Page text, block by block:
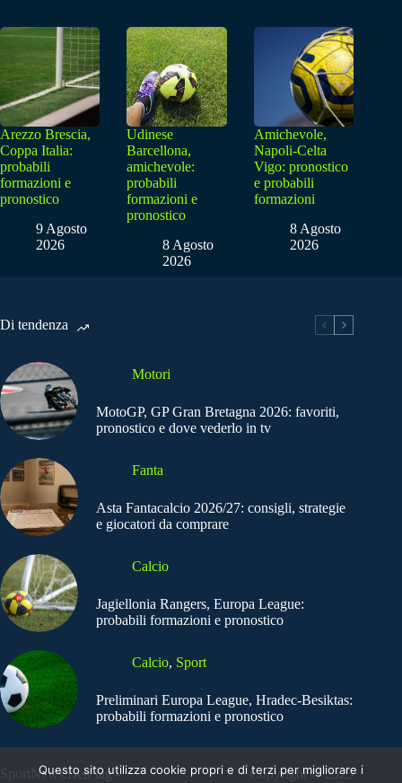
Arezzo Brescia,
Coppa Italia:
probabili
formazioni e
pronostico
9 Agosto
2026
Udinese
Barcellona,
amichevole:
probabili
formazioni e
pronostico
8 Agosto
2026
Amichevole,
Napoli-Celta
Vigo: pronostico
e probabili
formazioni
8 Agosto
2026
Di tendenza
Motori
MotoGP, GP Gran Bretagna 2026: favoriti,
pronostico e dove vederlo in tv
Fanta
Asta Fantacalcio 2026/27: consigli, strategie
e giocatori da comprare
Calcio
Jagiellonia Rangers, Europa League:
probabili formazioni e pronostico
Calcio, Sport
Preliminari Europa League, Hradec-Besiktas:
probabili formazioni e pronostico
SportNews.BetFlag -
Copyright © 2025
Questo sito utilizza cookie propri e di terzi per migliorare i